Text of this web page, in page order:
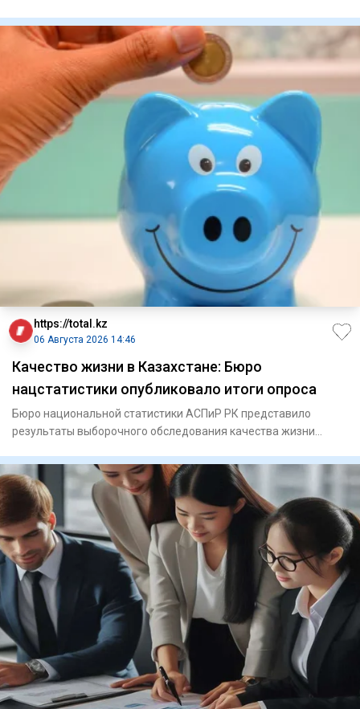
https://total.kz
06 Августа 2026 14:46
Качество жизни в Казахстане: Бюро
нацстатистики опубликовало итоги опроса
Бюро национальной статистики АСПиР РК представило
результаты выборочного обследования качества жизни